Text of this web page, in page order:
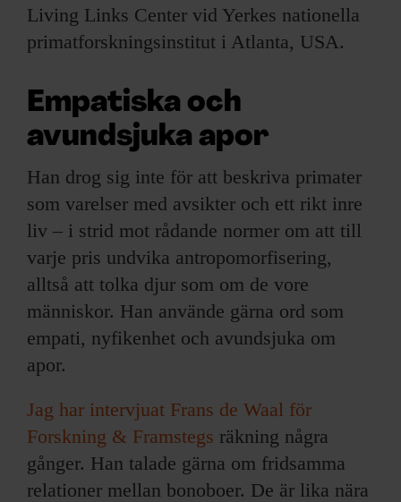
Living Links Center vid Yerkes nationella
primatforskningsinstitut i Atlanta, USA.
Empatiska och
avundsjuka apor
Han drog sig inte för att beskriva primater
som varelser med avsikter och ett rikt inre
liv – i strid mot rådande normer om att till
varje pris undvika antropomorfisering,
alltså att tolka djur som om de vore
människor. Han använde gärna ord som
empati, nyfikenhet och avundsjuka om
apor.
Jag har intervjuat Frans de Waal för
Forskning & Framstegs räkning några
gånger. Han talade gärna om fridsamma
relationer mellan bonoboer. De är lika nära